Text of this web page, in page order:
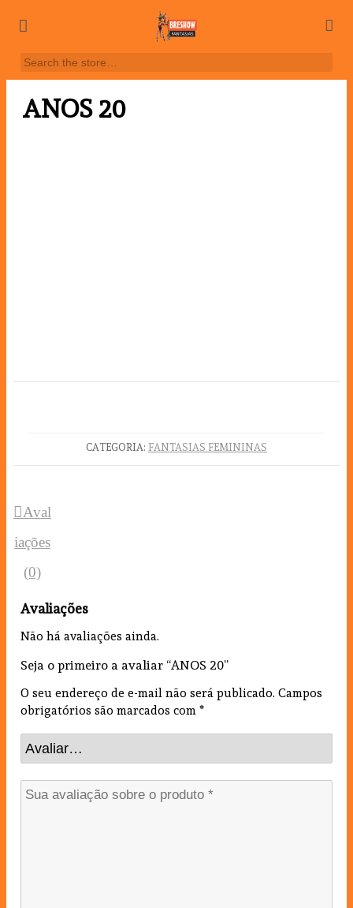
ANOS 20
CATEGORIA: FANTASIAS FEMININAS
Aval
iações
(0)
Avaliações
Não há avaliações ainda.
Seja o primeiro a avaliar “ANOS 20”
O seu endereço de e-mail não será publicado. Campos
obrigatórios são marcados com *